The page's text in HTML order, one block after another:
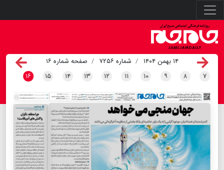
۱۴ بهمن ۱۴۰۴ شماره ۷۲۵۶
صفحه شماره ۱۶
۷ ۸ ۹ ۱۰ ۱۱ ۱۲ ۱۳ ۱۴ ۱۵ ۱۶